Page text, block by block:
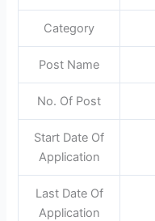
Category
Post Name
No. Of Post
Start Date Of
Application
Last Date Of
Application